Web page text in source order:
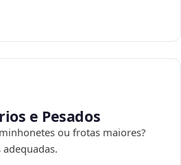
e Pesados
ou frotas maiores?